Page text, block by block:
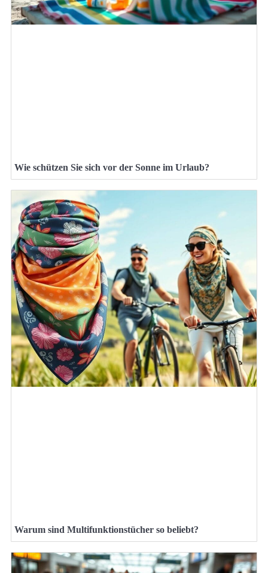
Wie schützen Sie sich vor der Sonne im Urlaub?
Warum sind Multifunktionstücher so beliebt?